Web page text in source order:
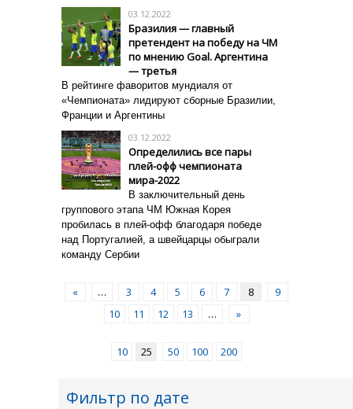
03.12.2022
Бразилия — главный
претендент на победу на ЧМ
по мнению Goal. Аргентина
— третья
В рейтинге фаворитов мундиаля от
«Чемпионата» лидируют сборные Бразилии,
Франции и Аргентины
03.12.2022
Определились все пары
плей-офф чемпионата
мира-2022
В заключительный день
группового этапа ЧМ Южная Корея
пробилась в плей-офф благодаря победе
над Португалией, а швейцарцы обыграли
команду Сербии
« … 3 4 5 6 7 8
9
10
11 12 13 … »
10 25 50 100 200
Фильтр по дате